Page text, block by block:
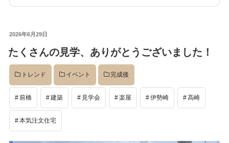
投
日:
2026年6月29日
たくさんの見学、ありがとうございました！
トレンド イベント 完成後
前橋 建築 見学会 楽屋 伊勢崎 高崎
本気注文住宅
新商品
ホームページ
未分類